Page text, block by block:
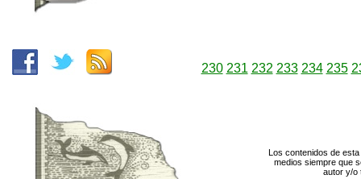
230 231 232 233 234 235
Los contenidos de
medios siempre que
autor y/o